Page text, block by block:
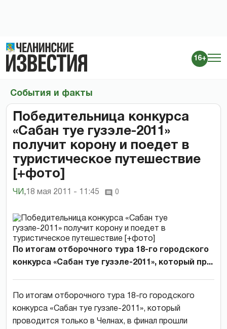
16+
События и факты
Победительница конкурса
«Сабан туе гузэле-2011»
получит корону и поедет в
туристическое путешествие
[+фото]
ЧИ , 18 мая 2011 - 11:45 0
По итогам отборочного тура 18-го городского
конкурса «Сабан туе гузэле-2011», который пр...
По итогам отборочного тура 18-го городского
конкурса «Сабан туе гузэле-2011», который
проводится только в Челнах, в финал прошли